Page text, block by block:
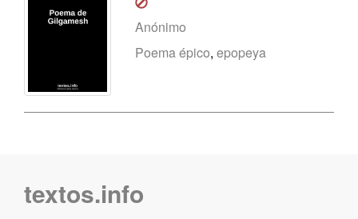
Anónimo
Poema épico,epopeya
textos.info